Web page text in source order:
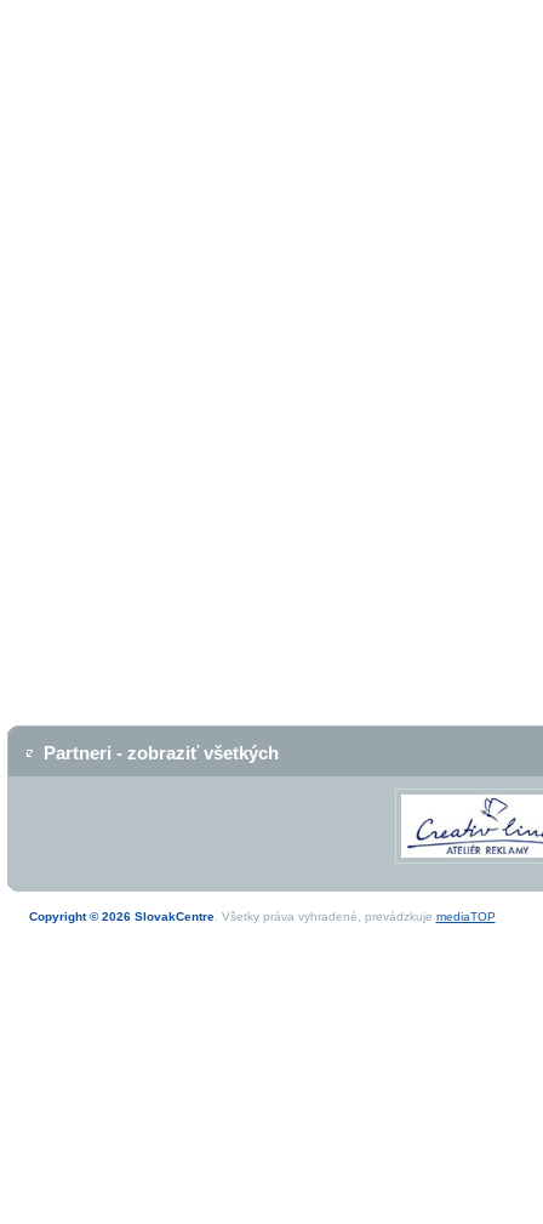
Partneri - zobraziť všetkých
Copyright © 2026 SlovakCentre. Všetky práva vyhradené, prevádzkuje mediaTOP